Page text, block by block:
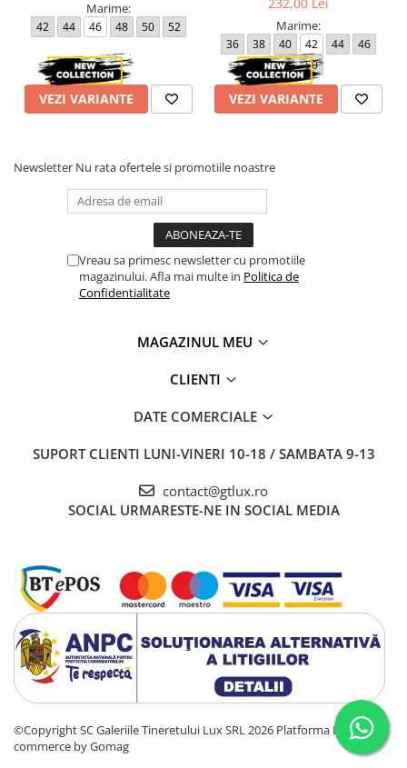
56 - 132 cm
Lungime rochie cuprinsa intre 100 cm (marimea 42) si 109 cm
(marimea 56).
Lungime sacou cuprinsa intre 56 cm (marimea 42) si 62 cm
(marimea 56).
dispozitivul de pe care este vizualizat.
Marime:
42 44 46 48 50 52
VEZI VARIANTE
Marime:
36 38 40 42 44
46
48
50
VEZI VARIANTE
Newsletter Nu rata ofertele si promotiile noastre
Vreau sa primesc newsletter cu promotiile
magazinului. Afla mai multe in Politica de
Confidentialitate
MAGAZINUL MEU
CLIENTI
DATE COMERCIALE
SUPORT CLIENTI LUNI-VINERI 10-18 / SAMBATA 9-13
contact@gtlux.ro
SOCIAL URMARESTE-NE IN SOCIAL MEDIA
©Copyright SC Galeriile Tineretului Lux SRL 2026 Platforma E-
commerce by Gomag